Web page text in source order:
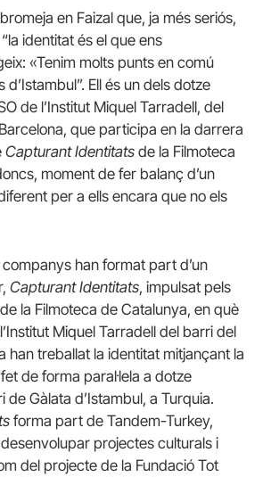
en Faizal que, ja més seriós,
identitat és el que ens
«Tenim molts punts en comú
d’Istambul”. Ell és un dels dotze
de l’Institut Miquel Tarradell, del
que participa en la darrera
Capturant Identitats de la Filmoteca
moment de fer balanç d’un
per a ells encara que no els
companys han format part d’un
Capturant Identitats, impulsat pels
la Filmoteca de Catalunya, en què
Miquel Tarradell del barri del
han treballat la identitat mitjançant la
de forma paral·lela a dotze
Gàlata d’Istambul, a Turquia.
forma part de Tandem-Turkey,
projectes culturals i
del projecte de la Fundació Tot